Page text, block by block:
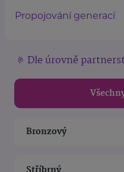
Propojování generací
Dle úrovně
Bronzový